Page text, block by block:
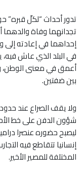
تدور أحداث “لكلّ
تجدانهما وفاة
إحداهما في إعادته إلى
في البلد الذي عاش
أعمق في معنى الوطن،
بين ضفتين.
ولا يقف الصراع عند
شؤون الدفن على خط
ليصبح حضوره عنصرا
إنسانيا تتقاطع فيه
المختلفة للمصير الأخير.